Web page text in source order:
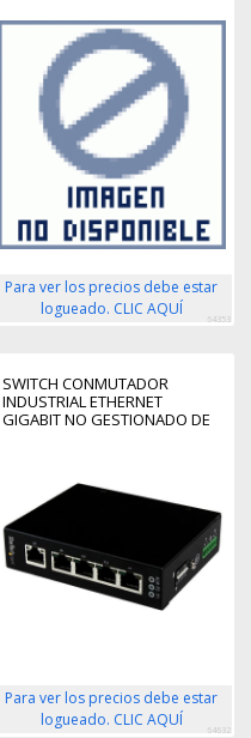
Para ver los precios debe estar
logueado. CLIC AQUÍ
64353
SWITCH CONMUTADOR
INDUSTRIAL ETHERNET
GIGABIT NO GESTIONADO DE
Para ver los precios debe estar
logueado. CLIC AQUÍ
64632